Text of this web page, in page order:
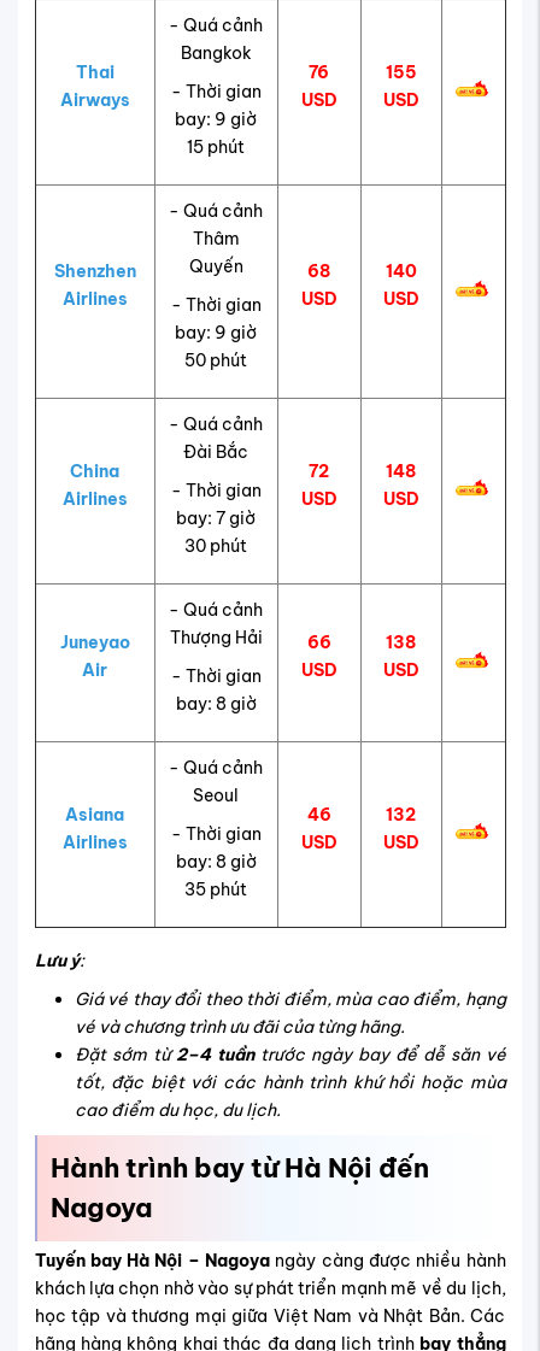
Thai
Airways
- Quá cảnh
Bangkok
- Thời gian
bay: 9 giờ
15 phút
76
USD
155
USD
Shenzhen
Airlines
- Quá cảnh
Thâm
Quyến
- Thời gian
bay: 9 giờ
50 phút
68
USD
140
USD
China
Airlines
- Quá cảnh
Đài Bắc
- Thời gian
bay: 7 giờ
30 phút
72
USD
148
USD
Juneyao
Air
- Quá cảnh
Thượng Hải
- Thời gian
bay: 8 giờ
66
USD
138
USD
Asiana
Airlines
- Quá cảnh
Seoul
- Thời gian
bay: 8 giờ
35 phút
46
USD
132
USD
Lưu ý:
Giá vé thay đổi theo thời điểm, mùa cao điểm, hạng
vé và chương trình ưu đãi của từng hãng.
Đặt sớm từ2–4 tuầntrước ngày bay để dễ săn vé
tốt, đặc biệt với các hành trình khứ hồi hoặc mùa
cao điểm du học, du lịch.
Hành trình bay từ Hà Nội đến
Nagoya
Tuyến bay Hà Nội – Nagoya ngày càng được nhiều hành
khách lựa chọn nhờ vào sự phát triển mạnh mẽ về du lịch,
học tập và thương mại giữa Việt Nam và Nhật Bản. Các
hãng hàng không khai thác đa dạng lịch trình bay thẳng